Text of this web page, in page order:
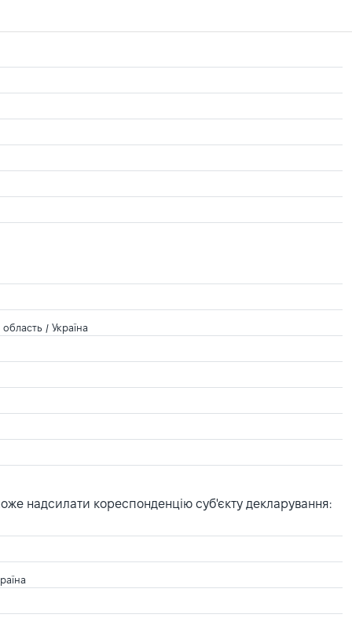
/ Україна
надсилати кореспонденцію суб'єкту декларування: